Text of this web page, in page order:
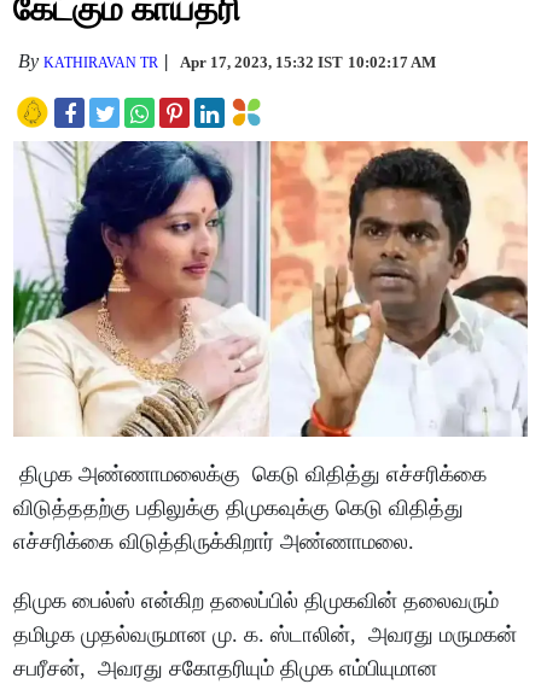
கேட்கும் காயத்ரி
ByKATHIRAVAN TR Apr 17, 2023, 15:32 IST 10:02:17 AM
திமுக அண்ணாமலைக்கு கெடு விதித்து எச்சரிக்கை
விடுத்ததற்கு பதிலுக்கு திமுகவுக்கு கெடு விதித்து
எச்சரிக்கை விடுத்திருக்கிறார் அண்ணாமலை.
திமுக பைல்ஸ் என்கிற தலைப்பில் திமுகவின் தலைவரும்
தமிழக முதல்வருமான மு. க. ஸ்டாலின், அவரது மருமகன்
சபரீசன், அவரது சகோதரியும் திமுக எம்பியுமான